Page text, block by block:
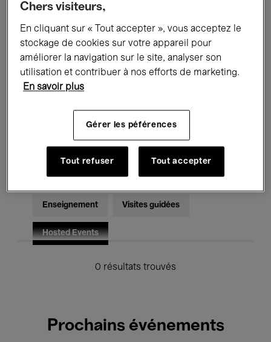
Expositions Films Performances
Rencontres & Débats Jazz
Musique électronique
Pour tous Kids’ Palace
Enseignement Visites guidées
Hosted Events
0 résultats trouvés
Prochains événements
Chers visiteurs,
En cliquant sur « Tout accepter », vous acceptez le
stockage de cookies sur votre appareil pour
améliorer la navigation sur le site, analyser son
utilisation et contribuer à nos efforts de marketing.
En savoir plus
Gérer les péférences
Tout refuser Tout accepter